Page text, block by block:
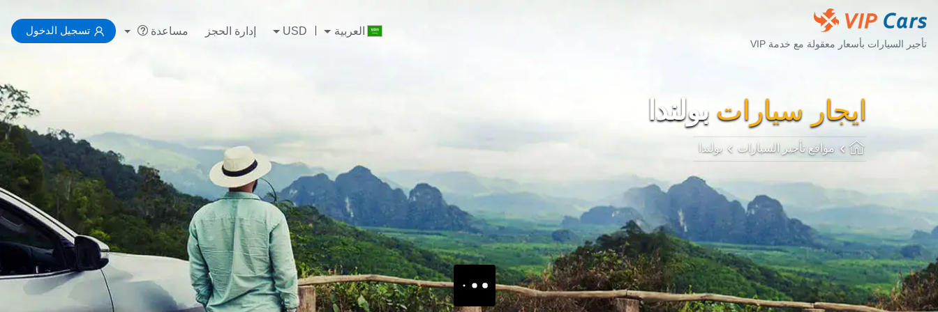
تأجير السيارات بأسعار معقولة مع خدمة VIP
العربية USD إدارة الحجز مساعدة تسجيل الدخول
ايجار سيارات بولندا
مواقع تأجير السيارات بولندا